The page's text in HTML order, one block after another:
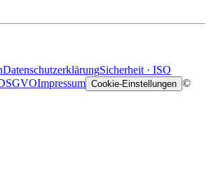
DatenschutzerklärungSicherheit · ISO
Impressum Cookie-Einstellungen ©